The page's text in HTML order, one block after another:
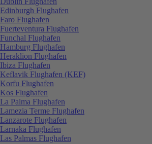
Edinburgh Flughafen
Faro Flughafen
Fuerteventura Flughafen
Funchal Flughafen
Hamburg Flughafen
Heraklion Flughafen
Ibiza Flughafen
Keflavik Flughafen (KEF)
Korfu Flughafen
Kos Flughafen
La Palma Flughafen
Lamezia Terme Flughafen
Lanzarote Flughafen
Larnaka Flughafen
Las Palmas Flughafen